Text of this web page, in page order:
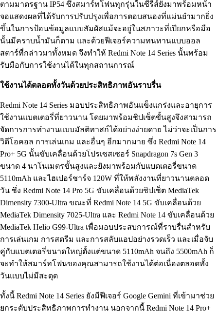
ตามมาตรฐาน IP54 ซึ่งสมาร์ทโฟนทุกรุ่นในซีรีส์ยังมาพร้อมหน้า
จอแสดงผลที่ได้รับการปรับปรุงเพื่อการตอบสนองที่แม่นยำมากยิ่ง
ขึ้นในการป้อนข้อมูลแบบสัมผัสแม้จะอยู่ในสภาวะที่เปียกหรือมือ
นั้นมีคราบน้ำมันก็ตาม และด้วยฟีเจอร์ความทนทานแบบออล
สตาร์ที่กล่าวมาทั้งหมด จึงทำให้ Redmi Note 14 Series นั้นพร้อม
รับมือกับการใช้งานได้ในทุกสถานการณ์
ใช้งานได้ตลอดทั้งวันด้วยประสิทธิภาพอันราบรื่น
Redmi Note 14 Series มอบประสิทธิภาพอันแข็งแกร่งและอายุการ
ใช้งานแบตเตอรี่ที่ยาวนาน โดยมาพร้อมชิปเซ็ตขั้นสูงจึงสามารถ
จัดการการทำงานแบบมัลติทาสก์ได้อย่างง่ายดาย ไม่ว่าจะเป็นการ
วิดีโอคอล การเล่นเกม และอื่นๆ อีกมากมาย ซึ่ง Redmi Note 14
Pro+ 5G นั้นขับเคลื่อนด้วยโปรเซสเซอร์ Snapdragon 7s Gen 3
ขนาด 4 นาโนเมตรขั้นสูงและยังมาพร้อมกับแบตเตอรี่ขนาด
5110mAh และไฮเปอร์ชาร์จ 120W ที่ให้พลังงานที่ยาวนานตลอด
วัน ซึ่ง Redmi Note 14 Pro 5G ขับเคลื่อนด้วยชิปเซ็ต MediaTek
Dimensity 7300-Ultra ขณะที่ Redmi Note 14 5G ขับเคลื่อนด้วย
MediaTek Dimensity 7025-Ultra และ Redmi Note 14 ขับเคลื่อนด้วย
MediaTek Helio G99-Ultra เพื่อมอบประสบการณ์ที่ราบรื่นสำหรับ
การเล่นเกม การสตรีม และการสลับแอปอย่างรวดเร็ว และเมื่อจับ
คู่กับแบตเตอรี่ขนาดใหญ่ตั้งแต่ขนาด 5110mAh จนถึง 5500mAh ก็
จะทำให้สมาร์ทโฟนของคุณสามารถใช้งานได้ต่อเนื่องตลอดทั้ง
วันแบบไม่มีสะดุด
ทั้งนี้ Redmi Note 14 Series ยังมีฟีเจอร์ Google Gemini ที่เข้ามาช่วย
ยกระดับประสิทธิภาพการทำงาน นอกจากนี้ Redmi Note 14 Pro+